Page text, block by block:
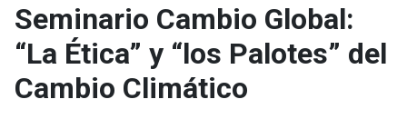
Seminario Cambio Global:
“La Ética” y “los Palotes” del
Cambio Climático